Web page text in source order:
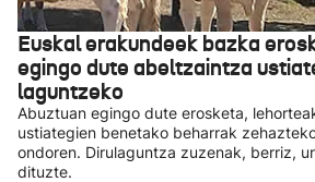
Euskal erakundeek bazka
egingo dute abeltzaintza
laguntzeko
Abuztuan egingo dute erosketa,
ustiategien benetako beharrak
ondoren. Dirulaguntza zuzenak, berriz,
dituzte.